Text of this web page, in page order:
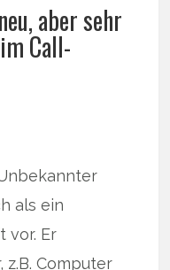
aber sehr
Call-
als ein
vor. Er
Computer